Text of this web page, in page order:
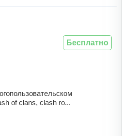
of clans, clash ro...
Бесплатно